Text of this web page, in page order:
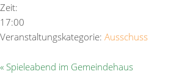
Zeit:
17:00
Veranstaltungskategorie: Ausschuss
« Spieleabend im Gemeindehaus